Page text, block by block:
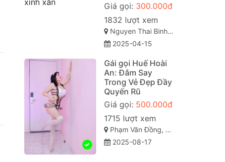
Giá gọi: 300.000đ
1832 lượt xem
Nguyen Thai Binh, Phường 12, Tân Bình, Thành phố Hồ Chí Minh
2025-04-15
Gái gọi Huế Hoài
An: Đắm Say
Trong Vẻ Đẹp Đầy
Quyến Rũ
Giá gọi: 500.000đ
1715 lượt xem
Phạm Văn Đồng, Vỹ Dạ, Huế, Thừa Thiên Huế
2025-08-17